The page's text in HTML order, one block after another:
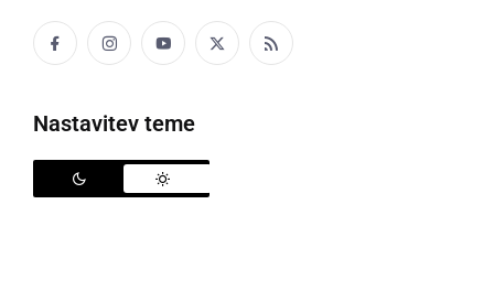
Nastavitev teme
Politika
Gospodarstvo
Narava